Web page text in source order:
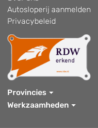
Autosloperij aanmelden
Privacybeleid
Provincies
Werkzaamheden